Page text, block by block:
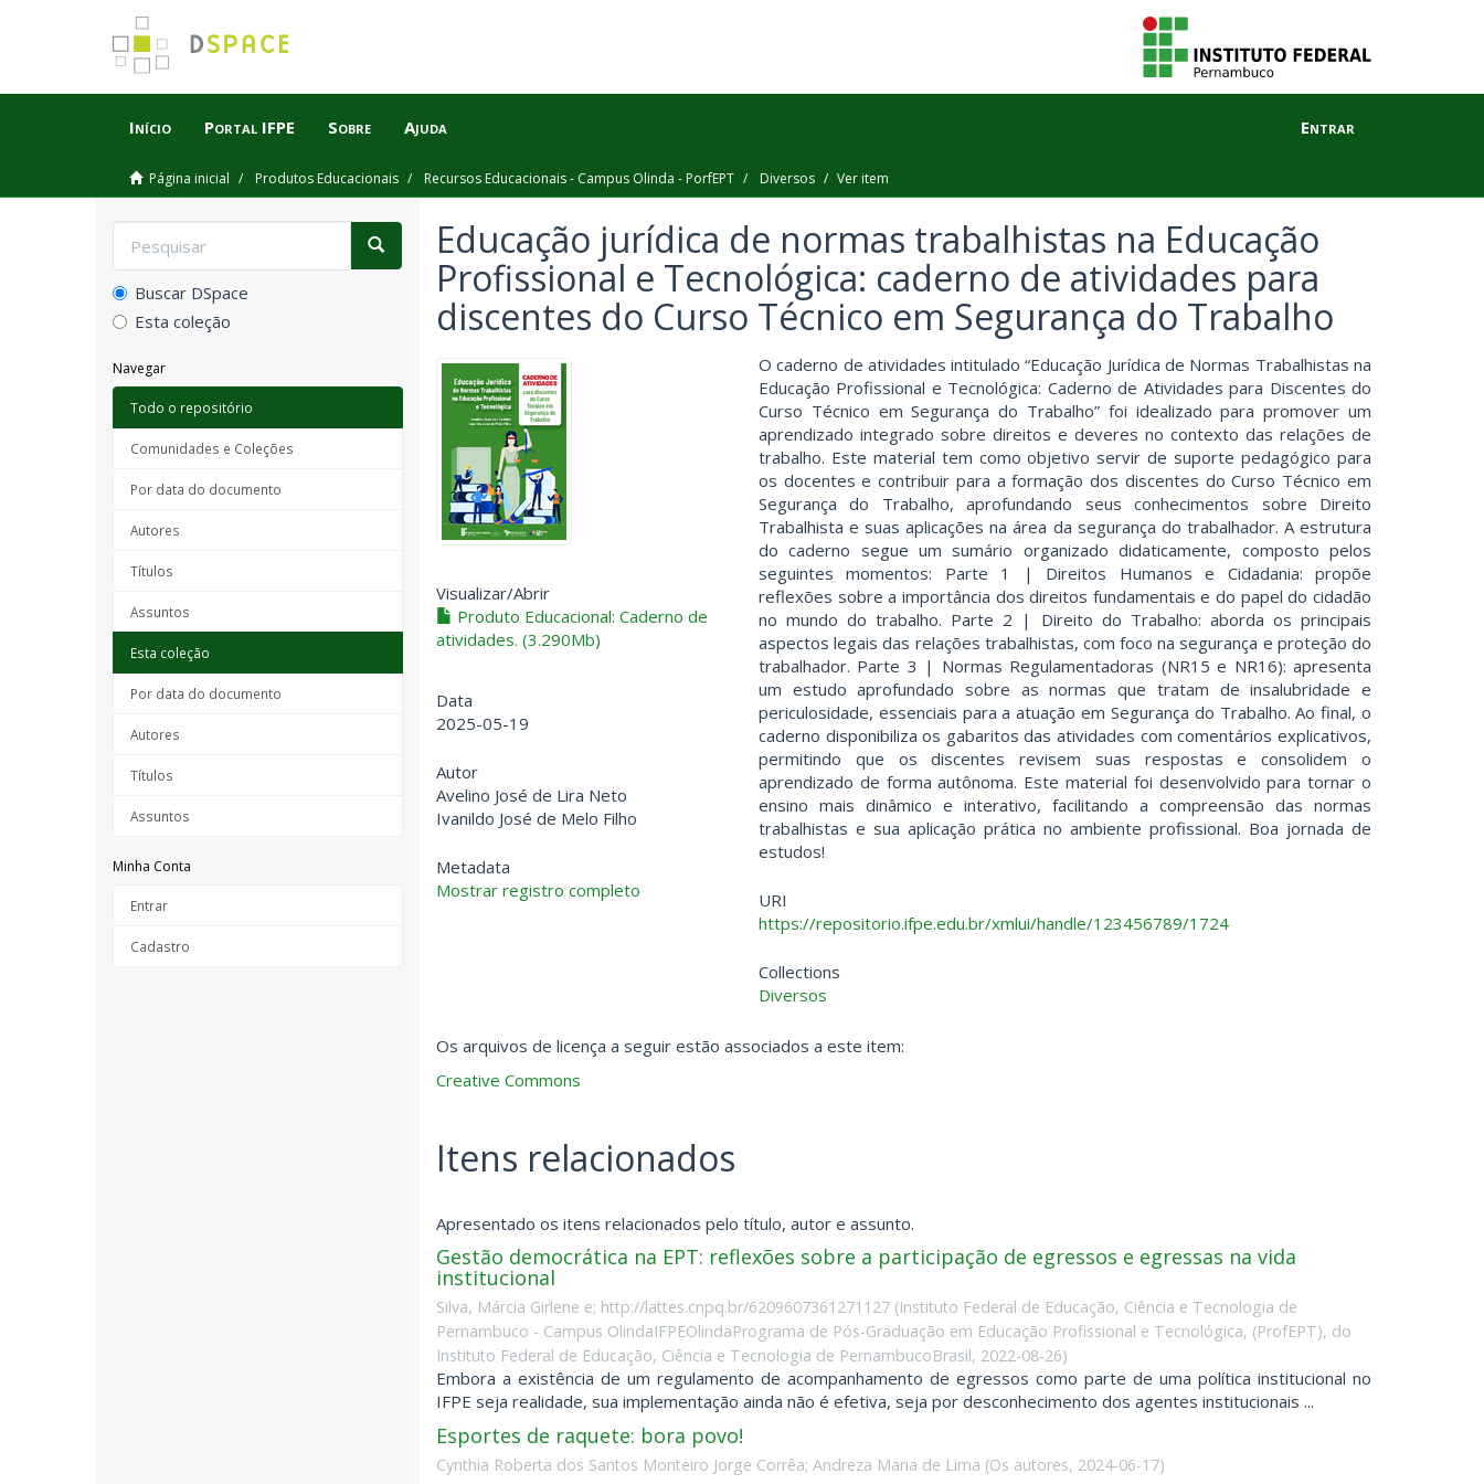
Início Portal IFPE Sobre Ajuda Entrar
Página inicial Produtos Educacionais Recursos Educacionais - Campus Olinda - PorfEPT Diversos Ver item
Buscar DSpace
Esta coleção
Navegar
Todo o repositório
Comunidades e Coleções
Por data do documento
Autores
Títulos
Assuntos
Esta coleção
Por data do documento
Autores
Títulos
Assuntos
Minha Conta
Entrar
Cadastro
Educação jurídica de normas trabalhistas na Educação
Profissional e Tecnológica: caderno de atividades para
discentes do Curso Técnico em Segurança do Trabalho
Visualizar/Abrir
Produto Educacional: Caderno de
atividades. (3.290Mb)
Data
2025-05-19
Autor
Avelino José de Lira Neto
Ivanildo José de Melo Filho
Metadata
Mostrar registro completo
O caderno de atividades intitulado “Educação Jurídica de Normas Trabalhistas na
Educação Profissional e Tecnológica: Caderno de Atividades para Discentes do
Curso Técnico em Segurança do Trabalho” foi idealizado para promover um
aprendizado integrado sobre direitos e deveres no contexto das relações de
trabalho. Este material tem como objetivo servir de suporte pedagógico para
os docentes e contribuir para a formação dos discentes do Curso Técnico em
Segurança do Trabalho, aprofundando seus conhecimentos sobre Direito
Trabalhista e suas aplicações na área da segurança do trabalhador. A estrutura
do caderno segue um sumário organizado didaticamente, composto pelos
seguintes momentos: Parte 1 | Direitos Humanos e Cidadania: propõe
reflexões sobre a importância dos direitos fundamentais e do papel do cidadão
no mundo do trabalho. Parte 2 | Direito do Trabalho: aborda os principais
aspectos legais das relações trabalhistas, com foco na segurança e proteção do
trabalhador. Parte 3 | Normas Regulamentadoras (NR15 e NR16): apresenta
um estudo aprofundado sobre as normas que tratam de insalubridade e
periculosidade, essenciais para a atuação em Segurança do Trabalho. Ao final, o
caderno disponibiliza os gabaritos das atividades com comentários explicativos,
permitindo que os discentes revisem suas respostas e consolidem o
aprendizado de forma autônoma. Este material foi desenvolvido para tornar o
ensino mais dinâmico e interativo, facilitando a compreensão das normas
trabalhistas e sua aplicação prática no ambiente profissional. Boa jornada de
estudos!
URI
https://repositorio.ifpe.edu.br/xmlui/handle/123456789/1724
Collections
Diversos
Os arquivos de licença a seguir estão associados a este item:
Creative Commons
Itens relacionados
Apresentado os itens relacionados pelo título, autor e assunto.
Gestão democrática na EPT: reflexões sobre a participação de egressos e egressas na vida
institucional
Silva, Márcia Girlene e; http://lattes.cnpq.br/6209607361271127 (Instituto Federal de Educação, Ciência e Tecnologia de
Pernambuco - Campus OlindaIFPEOlindaPrograma de Pós-Graduação em Educação Profissional e Tecnológica, (ProfEPT), do
Instituto Federal de Educação, Ciência e Tecnologia de PernambucoBrasil, 2022-08-26)
Embora a existência de um regulamento de acompanhamento de egressos como parte de uma política institucional no
IFPE seja realidade, sua implementação ainda não é efetiva, seja por desconhecimento dos agentes institucionais ...
Esportes de raquete: bora povo!
Cynthia Roberta dos Santos Monteiro Jorge Corrêa; Andreza Maria de Lima (Os autores, 2024-06-17)